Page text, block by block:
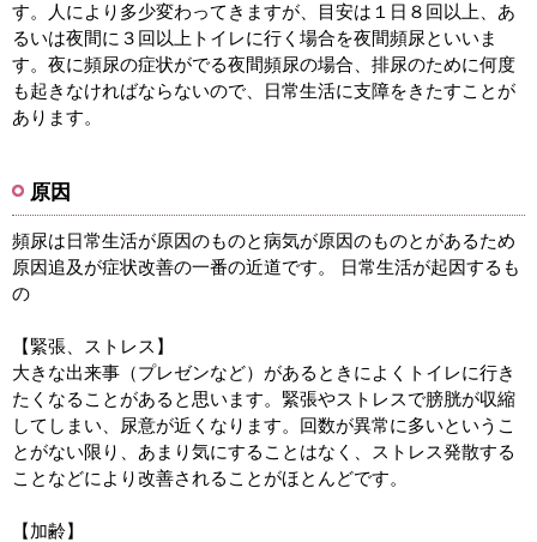
す。人により多少変わってきますが、目安は１日８回以上、あ
るいは夜間に３回以上トイレに行く場合を夜間頻尿といいま
す。夜に頻尿の症状がでる夜間頻尿の場合、排尿のために何度
も起きなければならないので、日常生活に支障をきたすことが
あります。
原因
頻尿は日常生活が原因のものと病気が原因のものとがあるため
原因追及が症状改善の一番の近道です。 日常生活が起因するも
の
【緊張、ストレス】
大きな出来事（プレゼンなど）があるときによくトイレに行き
たくなることがあると思います。緊張やストレスで膀胱が収縮
してしまい、尿意が近くなります。回数が異常に多いというこ
とがない限り、あまり気にすることはなく、ストレス発散する
ことなどにより改善されることがほとんどです。
【加齢】